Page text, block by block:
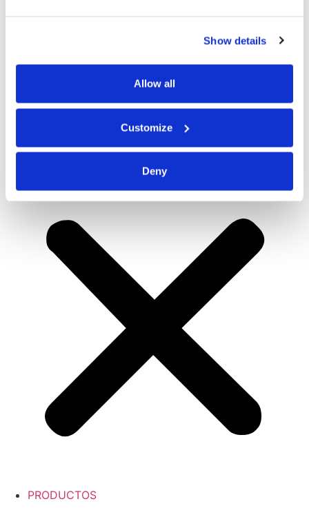
Show details
Allow all
Customize
Deny
PRODUCTOS